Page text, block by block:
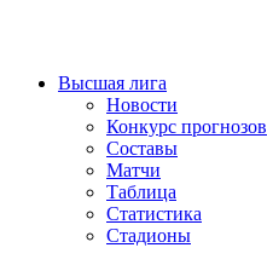
Высшая лига
Новости
Конкурс прогнозов
Составы
Матчи
Таблица
Статистика
Стадионы